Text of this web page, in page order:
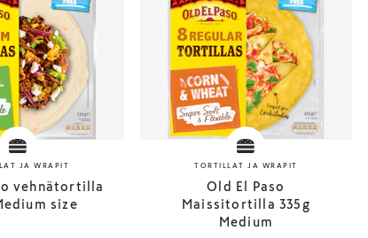
JA WRAPIT
vehnätortilla
size
TORTILLAT JA WRAPIT
Old El Paso
Maissitortilla 335g
Medium